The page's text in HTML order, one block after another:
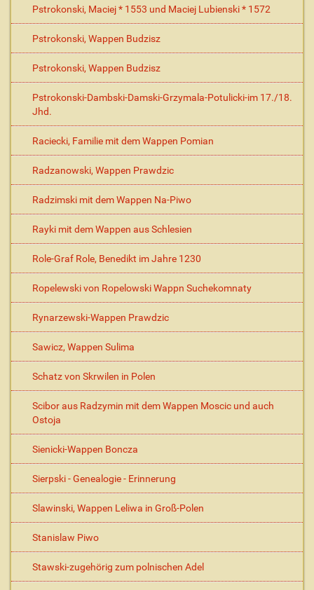
Pstrokonski, Maciej * 1553 und Maciej Lubienski * 1572
Pstrokonski, Wappen Budzisz
Pstrokonski, Wappen Budzisz
Pstrokonski-Dambski-Damski-Grzymala-Potulicki-im 17./18.
Jhd.
Raciecki, Familie mit dem Wappen Pomian
Radzanowski, Wappen Prawdzic
Radzimski mit dem Wappen Na-Piwo
Rayki mit dem Wappen aus Schlesien
Role-Graf Role, Benedikt im Jahre 1230
Ropelewski von Ropelowski Wappn Suchekomnaty
Rynarzewski-Wappen Prawdzic
Sawicz, Wappen Sulima
Schatz von Skrwilen in Polen
Scibor aus Radzymin mit dem Wappen Moscic und auch
Ostoja
Sienicki-Wappen Boncza
Sierpski - Genealogie - Erinnerung
Slawinski, Wappen Leliwa in Groß-Polen
Stanislaw Piwo
Stawski-zugehörig zum polnischen Adel